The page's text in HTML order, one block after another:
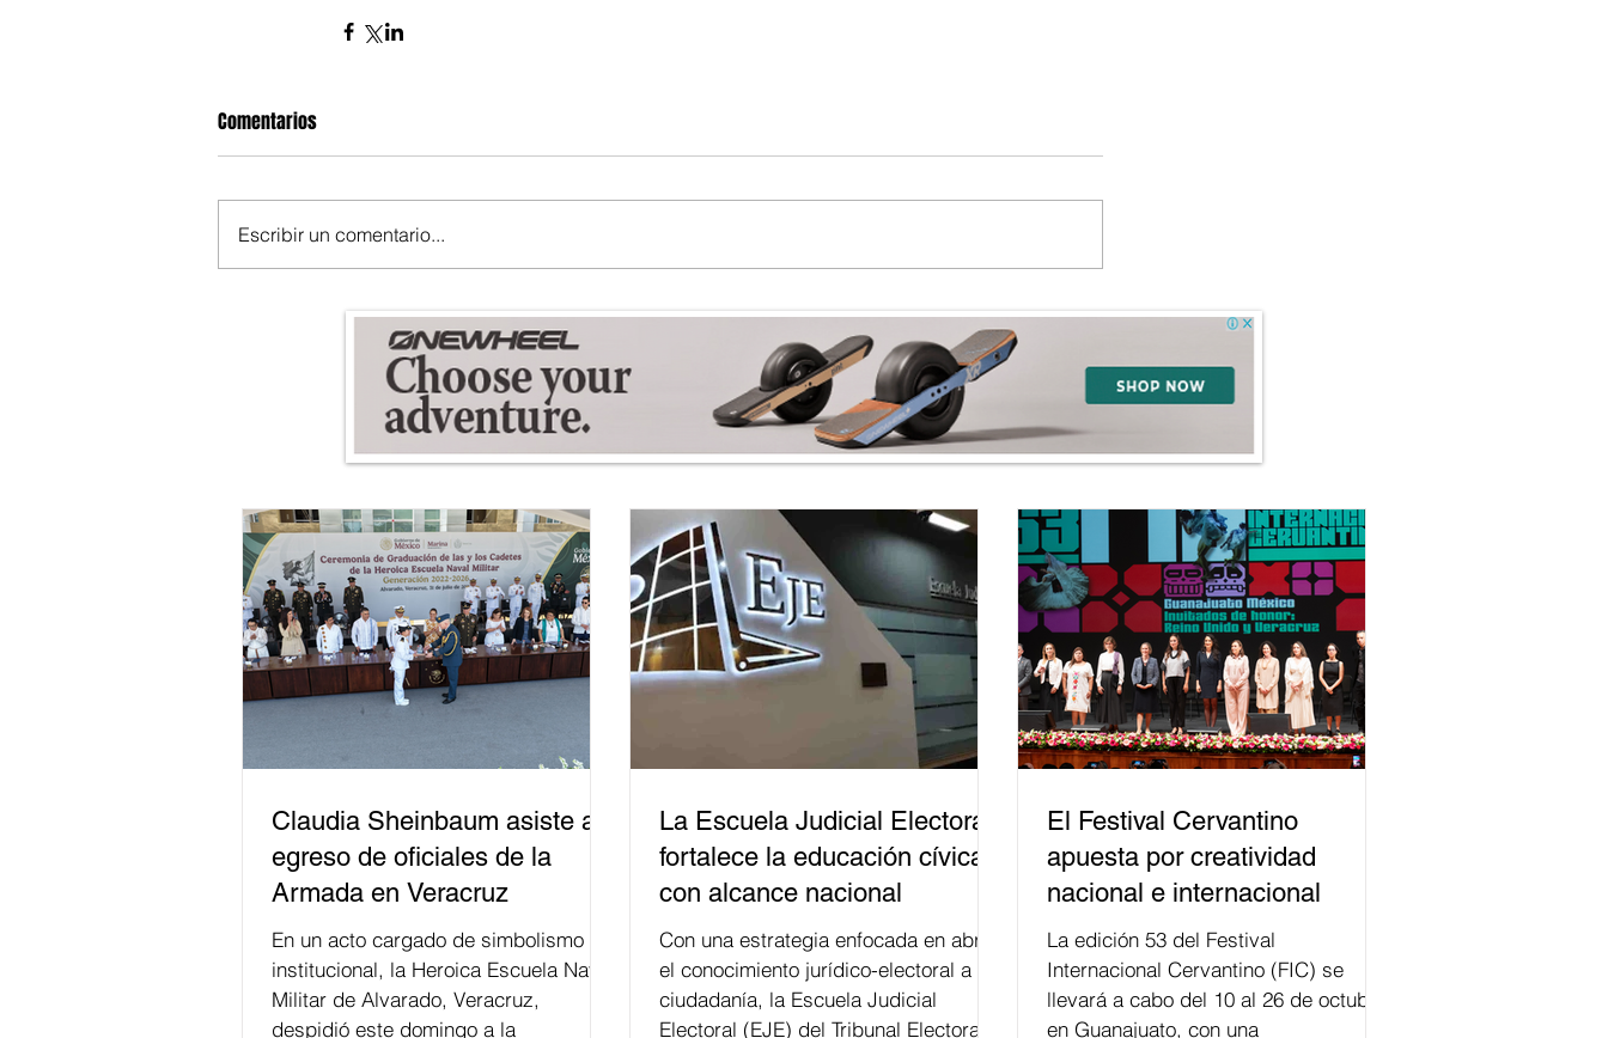
Comentarios
Escribir un comentario...
Claudia Sheinbaum asiste a
egreso de oficiales de la
Armada en Veracruz
En un acto cargado de simbolismo
institucional, la Heroica Escuela Naval
Militar de Alvarado, Veracruz,
despidió este domingo a la
La Escuela Judicial Electoral
fortalece la educación cívica
con alcance nacional
Con una estrategia enfocada en abrir
el conocimiento jurídico-electoral a la
ciudadanía, la Escuela Judicial
Electoral (EJE) del Tribunal Electoral
El Festival Cervantino
apuesta por creatividad
nacional e internacional
La edición 53 del Festival
Internacional Cervantino (FIC) se
llevará a cabo del 10 al 26 de octubre
en Guanajuato, con una